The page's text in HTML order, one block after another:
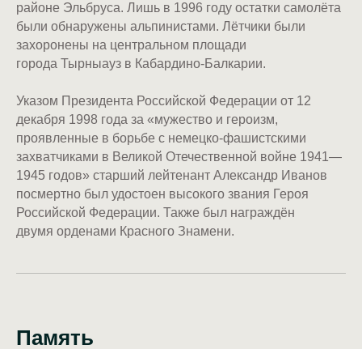
районе Эльбруса. Лишь в 1996 году остатки самолёта
были обнаружены альпинистами. Лётчики были
захоронены на центральном площади
города Тырныауз в Кабардино-Балкарии.
Указом Президента Российской Федерации от 12
декабря 1998 года за «мужество и героизм,
проявленные в борьбе с немецко-фашистскими
захватчиками в Великой Отечественной войне 1941—
1945 годов» старший лейтенант Александр Иванов
посмертно был удостоен высокого звания Героя
Российской Федерации. Также был награждён
двумя орденами Красного Знамени.
Память